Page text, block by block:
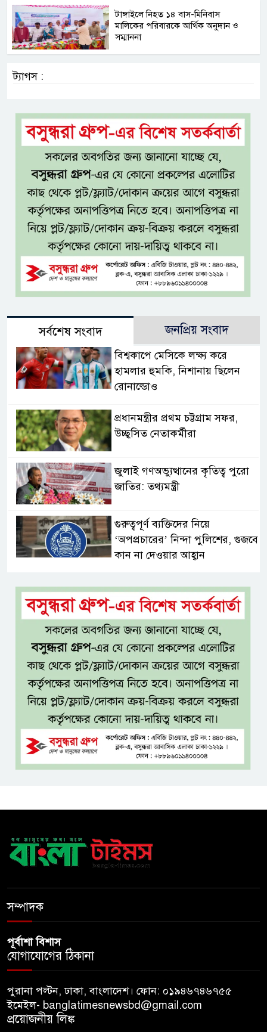
টাঙ্গাইলে নিহত ১৪ বাস-মিনিবাস
মালিকের পরিবারকে আর্থিক অনুদান ও
সম্মাননা
ট্যাগস :
সর্বশেষ সংবাদ জনপ্রিয় সংবাদ
বিশ্বকাপে মেসিকে লক্ষ্য করে
হামলার হুমকি, নিশানায় ছিলেন
রোনাল্ডোও
প্রধানমন্ত্রীর প্রথম চট্টগ্রাম সফর,
উচ্ছ্বসিত নেতাকর্মীরা
জুলাই গণঅভ্যুত্থানের কৃতিত্ব পুরো
জাতির: তথ্যমন্ত্রী
গুরুত্বপূর্ণ ব্যক্তিদের নিয়ে
‘অপপ্রচারের’ নিন্দা পুলিশের, গুজবে
কান না দেওয়ার আহ্বান
শেখ হাসিনার দিল্লির সংবাদ
সম্মেলনের সঙ্গে ভারত সরকারের
সম্পৃক্ততা নেই: জয়সোয়াল
টাঙ্গাইলে নিহত ১৪ বাস-মিনিবাস
মালিকের পরিবারকে আর্থিক অনুদান
ও সম্মাননা
সাড়ে ৩ হাজার এতিম ও
মাদরাসাশিক্ষার্থীর খাবারের
আয়োজন করলেন প্রতিমন্ত্রী টুকু
অপ-সাংবাদিকতা পরিহার করে
কাছে শত কোটি টাকা ক্ষতিপূরণ
দাবি
ধ্বংসস্তূপের ওপরই বারবার ক্ষমতায়
সম্পাদক
পূর্বাশা বিশাস
যোগাযোগের ঠিকানা
পুরানা পল্টন, ঢাকা, বাংলাদেশ। ফোন: ০১৯৪৬৭৪৬৭৫৫
ইমেইল- banglatimesnewsbd@gmail.com
প্রয়োজনীয় লিঙ্ক